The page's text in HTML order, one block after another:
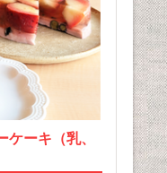
ケーキ（乳、